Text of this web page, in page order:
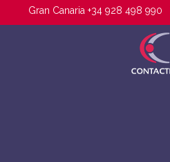
Gran Canaria +34 928 498 990